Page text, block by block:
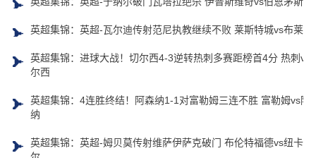
英超集锦：英超-瓦尔迪传射范尼执教继续不败 莱斯特城vs布莱顿
英超集锦：进球大战！切尔西4-3逆转热刺多赛距榜首4分 热刺vs
尔西
英超集锦：4连胜终结！阿森纳1-1对富勒姆三连不胜 富勒姆vs阿
纳
英超集锦：英超-姆贝莫传射维萨伊萨克破门 布伦特福德vs纽卡斯